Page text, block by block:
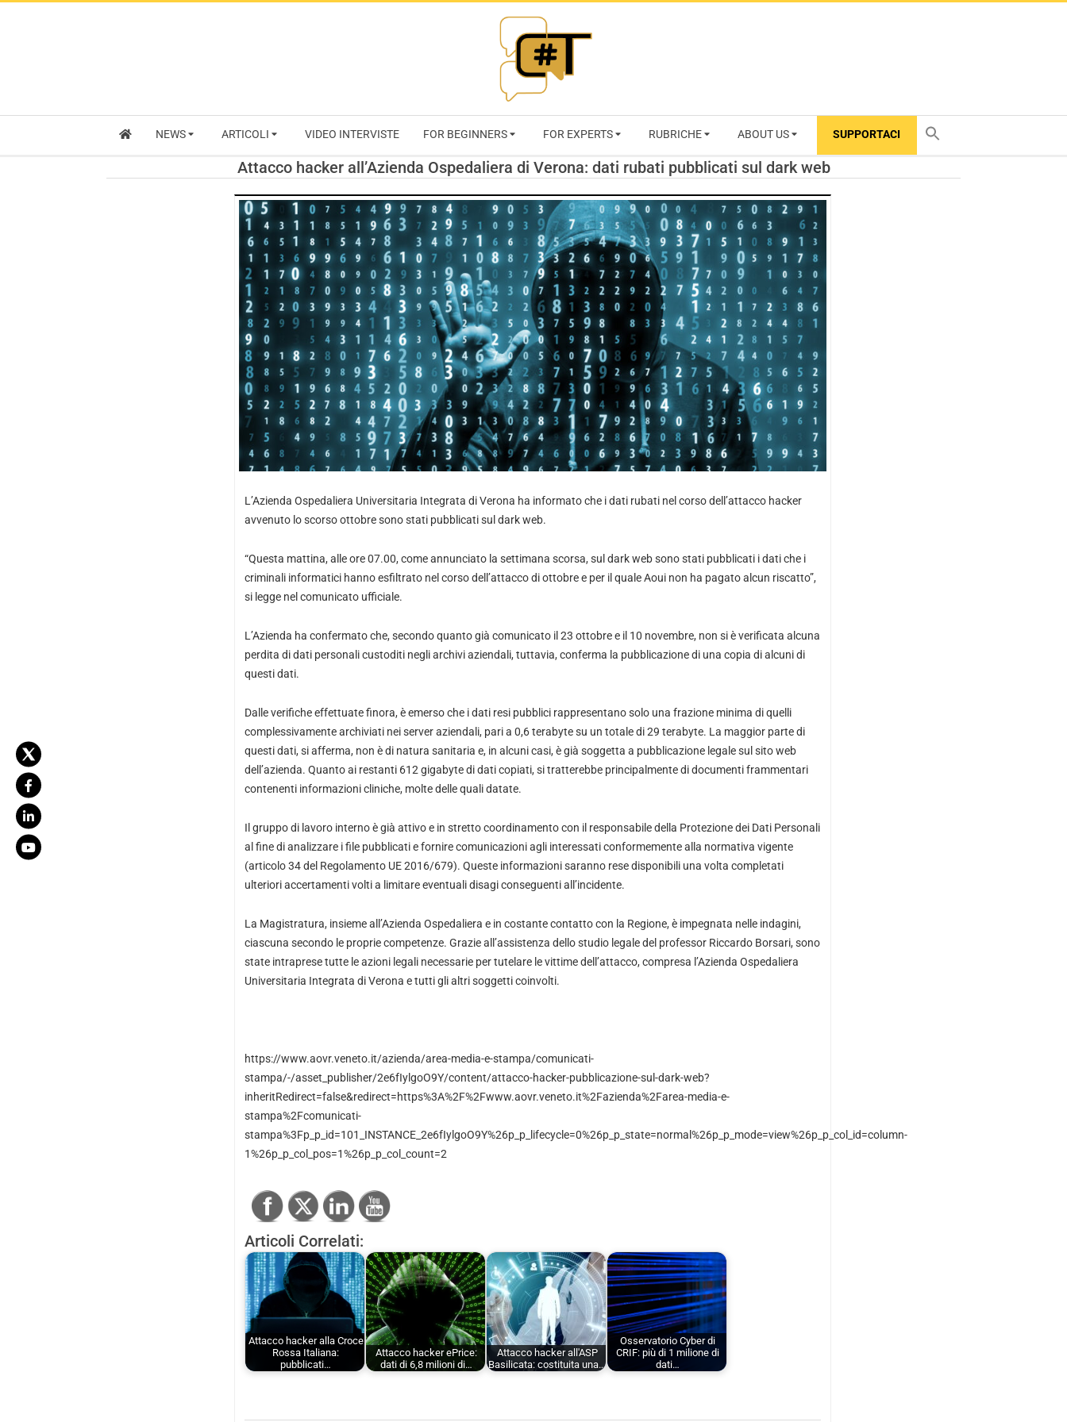
RIVISTA
CYBERSECURITY
TRENDS
NEWS ARTICOLI VIDEO INTERVISTE FOR BEGINNERS FOR EXPERTS RUBRICHE ABOUT US SUPPORTACI
Attacco hacker all’Azienda Ospedaliera di Verona: dati rubati pubblicati sul dark web
L’Azienda Ospedaliera Universitaria Integrata di Verona ha informato che i dati rubati nel corso dell’attacco hacker
avvenuto lo scorso ottobre sono stati pubblicati sul dark web.
“Questa mattina, alle ore 07.00, come annunciato la settimana scorsa, sul dark web sono stati pubblicati i dati che i
criminali informatici hanno esfiltrato nel corso dell’attacco di ottobre e per il quale Aoui non ha pagato alcun riscatto”,
si legge nel comunicato ufficiale.
L’Azienda ha confermato che, secondo quanto già comunicato il 23 ottobre e il 10 novembre, non si è verificata alcuna
perdita di dati personali custoditi negli archivi aziendali, tuttavia, conferma la pubblicazione di una copia di alcuni di
questi dati.
Dalle verifiche effettuate finora, è emerso che i dati resi pubblici rappresentano solo una frazione minima di quelli
complessivamente archiviati nei server aziendali, pari a 0,6 terabyte su un totale di 29 terabyte. La maggior parte di
questi dati, si afferma, non è di natura sanitaria e, in alcuni casi, è già soggetta a pubblicazione legale sul sito web
dell’azienda. Quanto ai restanti 612 gigabyte di dati copiati, si tratterebbe principalmente di documenti frammentari
contenenti informazioni cliniche, molte delle quali datate.
Il gruppo di lavoro interno è già attivo e in stretto coordinamento con il responsabile della Protezione dei Dati Personali
al fine di analizzare i file pubblicati e fornire comunicazioni agli interessati conformemente alla normativa vigente
(articolo 34 del Regolamento UE 2016/679). Queste informazioni saranno rese disponibili una volta completati
ulteriori accertamenti volti a limitare eventuali disagi conseguenti all’incidente.
La Magistratura, insieme all’Azienda Ospedaliera e in costante contatto con la Regione, è impegnata nelle indagini,
ciascuna secondo le proprie competenze. Grazie all’assistenza dello studio legale del professor Riccardo Borsari, sono
state intraprese tutte le azioni legali necessarie per tutelare le vittime dell’attacco, compresa l’Azienda Ospedaliera
Universitaria Integrata di Verona e tutti gli altri soggetti coinvolti.
https://www.aovr.veneto.it/azienda/area-media-e-stampa/comunicati-
stampa/-/asset_publisher/2e6fIylgoO9Y/content/attacco-hacker-pubblicazione-sul-dark-web?
inheritRedirect=false&redirect=https%3A%2F%2Fwww.aovr.veneto.it%2Fazienda%2Farea-media-e-
stampa%2Fcomunicati-
stampa%3Fp_p_id=101_INSTANCE_2e6fIylgoO9Y%26p_p_lifecycle=0%26p_p_state=normal%26p_p_mode=view%26p_p_col_id=column-
1%26p_p_col_pos=1%26p_p_col_count=2
Articoli Correlati:
Attacco hacker alla Croce
Rossa Italiana:
pubblicati…
Attacco hacker ePrice:
dati di 6,8 milioni di…
Attacco hacker all'ASP
Basilicata: costituita una…
Osservatorio Cyber di
CRIF: più di 1 milione di
dati…